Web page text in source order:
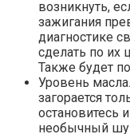
возникнуть,
зажигания
диагностике
сделать по их
Также будет
Уровень
загорается
остановитесь
необычный